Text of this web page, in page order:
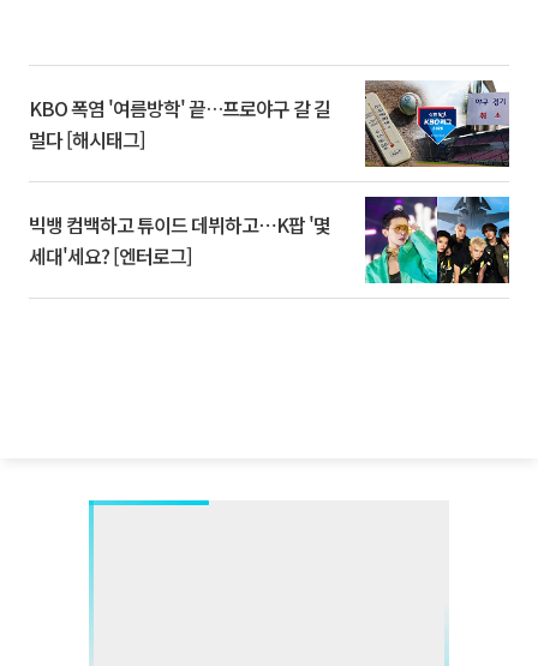
KBO 폭염 '여름방학' 끝…프로야구 갈 길
멀다 [해시태그]
빅뱅 컴백하고 튜이드 데뷔하고⋯K팝 '몇
세대'세요? [엔터로그]